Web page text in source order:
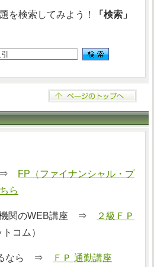
を検索してみよう！
「検索」
⇒
FP（ファイナンシャル・プ
ら
機関のWEB講座 ⇒
２級ＦＰ
コム）
るなら ⇒ ＦＰ 通勤講座